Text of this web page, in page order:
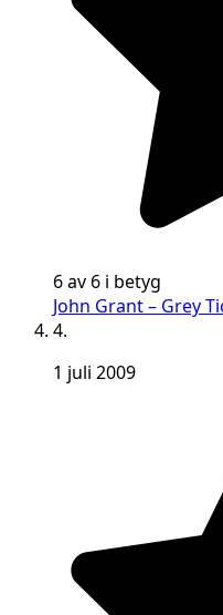
6 av 6 i betyg
John Grant – Grey
4.
1 juli 2009